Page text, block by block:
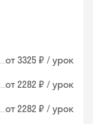
от 3325 ₽ / урок
от 2282 ₽ / урок
от 2282 ₽ / урок